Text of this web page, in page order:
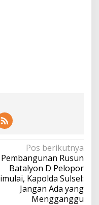
Pos berikutnya
Pembangunan Rusun
Batalyon D Pelopor
Kapolda Sulsel:
Jangan Ada yang
Mengganggu